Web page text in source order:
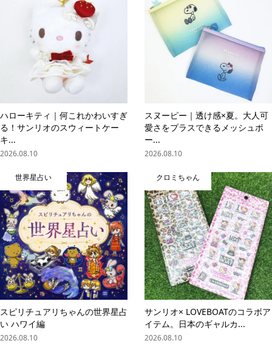
ハローキティ｜何これかわいすぎ
る！サンリオのスウィートケー
キ...
2026.08.10
スヌーピー｜透け感×夏。大人可
愛さをプラスできるメッシュポ
ー...
2026.08.10
世界星占い
スピリチュアリちゃんの世界星占
い ハワイ編
2026.08.10
クロミちゃん
サンリオ× LOVEBOATのコラボア
イテム。日本のギャルカ...
2026.08.10